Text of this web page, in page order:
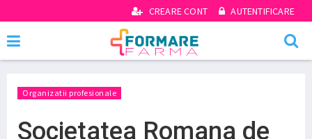
CREARE CONT AUTENTIFICARE
Organizatii profesionale
Societatea Romana de